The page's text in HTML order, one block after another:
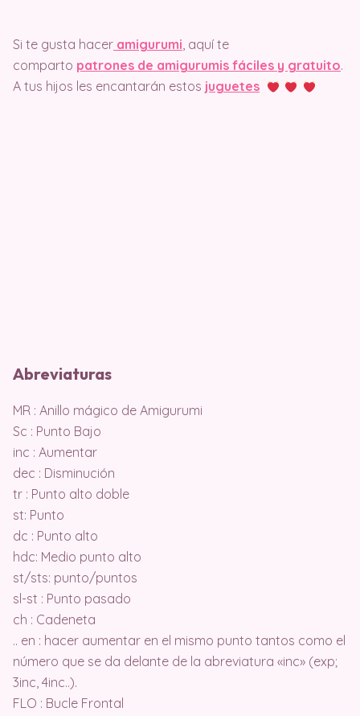
Si te gusta hacer amigurumi, aquí te
comparto patrones de amigurumis fáciles y gratuito.
A tus hijos les encantarán estos juguetes
Abreviaturas
MR : Anillo mágico de Amigurumi
Sc : Punto Bajo
inc : Aumentar
dec : Disminución
tr : Punto alto doble
st: Punto
dc : Punto alto
hdc: Medio punto alto
st/sts: punto/puntos
sl-st : Punto pasado
ch : Cadeneta
.. en : hacer aumentar en el mismo punto tantos como el
número que se da delante de la abreviatura «inc» (exp;
3inc, 4inc..).
FLO : Bucle Frontal